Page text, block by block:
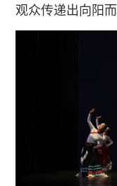
观众传递出向阳